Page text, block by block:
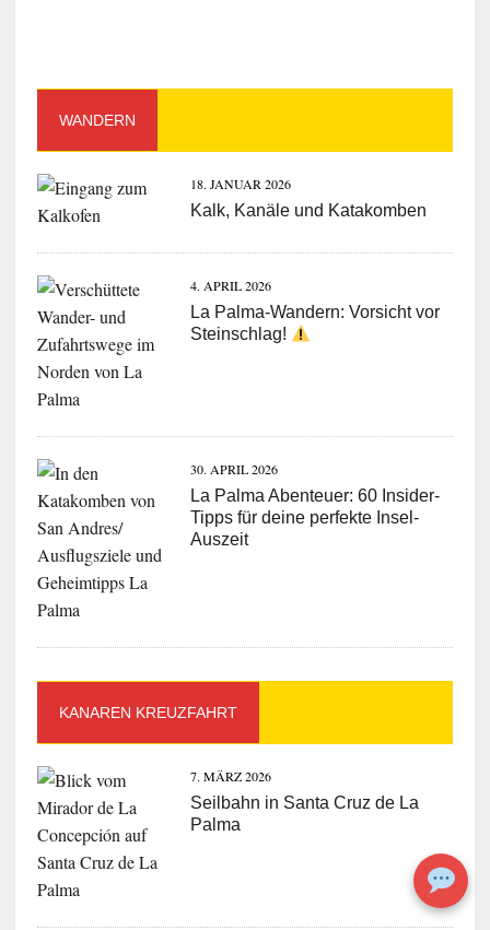
WANDERN
18. JANUAR 2026
Kalk, Kanäle und Katakomben
4. APRIL 2026
La Palma-Wandern: Vorsicht vor
Steinschlag!
30. APRIL 2026
La Palma Abenteuer: 60 Insider-
Tipps für deine perfekte Insel-
Auszeit
KANAREN KREUZFAHRT
7. MÄRZ 2026
Seilbahn in Santa Cruz de La
Palma